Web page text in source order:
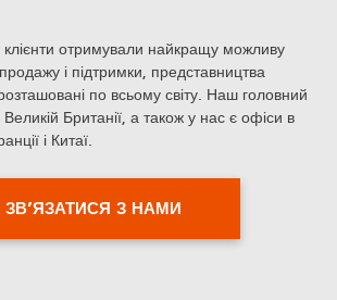
отримували найкращу можливу
і підтримки, представництва
по всьому світу. Наш головний
Британії, а також у нас є офіси в
і Китаї.
ЗВ’ЯЗАТИСЯ З НАМИ